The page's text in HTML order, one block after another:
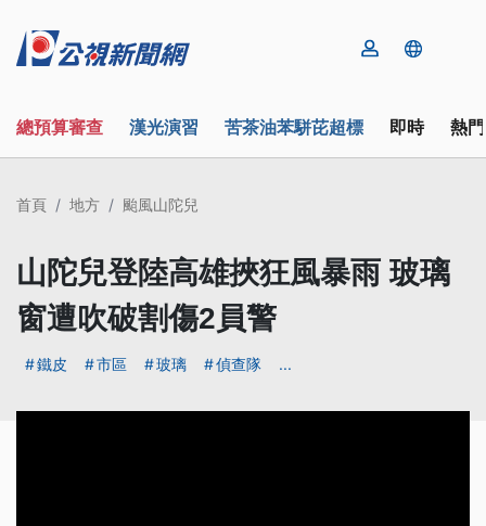
總預算審查 漢光演習 苦茶油苯駢芘超標 即時 熱
首頁 地方 颱風山陀兒
山陀兒登陸高雄挾狂風暴雨 玻璃
窗遭吹破割傷2員警
鐵皮 市區 玻璃 偵查隊 ...